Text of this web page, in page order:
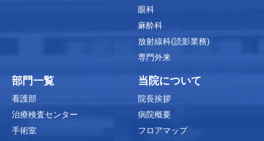
眼科
麻酔科
放射線科(読影業務)
専門外来
部門一覧
看護部
治療検査センター
手術室
当院について
院長挨拶
病院概要
フロアマップ